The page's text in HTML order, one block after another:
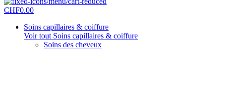
CHF0.00
Soins capillaires & coiffure
Voir tout Soins capillaires & coiffure
Soins des cheveux